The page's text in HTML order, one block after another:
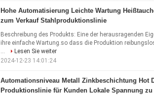
Hohe Automatisierung Leichte Wartung
zum Verkauf Stahlproduktionslinie
Beschreibung des Produkts: Eine der herausragenden
ihre einfache Wartung.so dass die Produktion
...
Lesen Sie weiter
2024-12-23 14:01:24
Automationsniveau Metall Zinkbeschichtung Hot
Produktionslinie für Kunden Lokale Spannung